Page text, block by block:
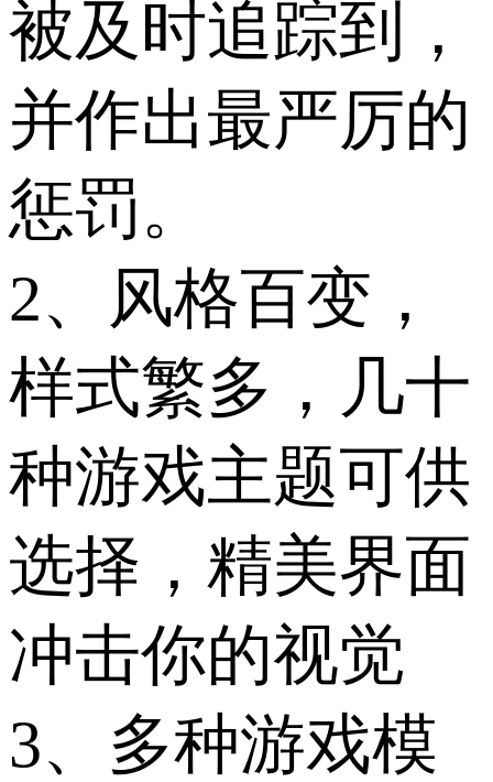
被及时追踪到，
并作出最严厉的
惩罚。
2、风格百变，
样式繁多，几十
种游戏主题可供
选择，精美界面
冲击你的视觉
3、多种游戏模